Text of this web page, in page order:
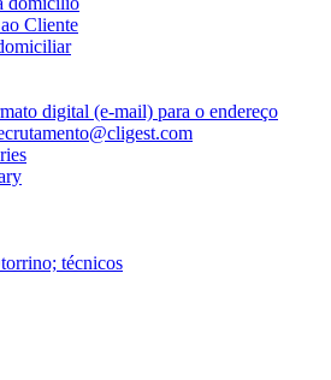
Cliente
digital (e-mail) para o endereço
técnicos